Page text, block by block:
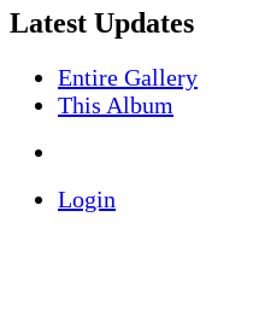
Latest Updates
Entire Gallery
This Album
Login